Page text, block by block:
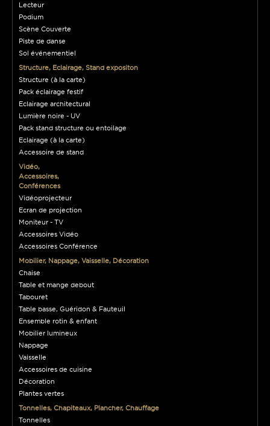
Lecteur
Podium
Scène Couverte
Piste de danse
Sol événementiel
Structure, Eclairage, Stand expositon
Structure (à la carte)
Pack éclairage festif
Eclairage architectural
Lumière noire - UV
Pack stand structure ou entoilage
Eclairage (à la carte)
Accessoire de stand
Vidéo,
Accessoires,
Conférences
Vidéoprojecteur
Ecran de projection
Moniteur - TV
Accessoires Vidéo
Accessoires Conférence
Mobilier, Nappage, Vaisselle, Décoration
Chaise
Table et mange debout
Tabouret
Table basse, Guéridon & Fauteuil
Ensemble rotin & enfant
Mobilier lumineux
Nappage
Vaisselle
Accessoires de cuisine
Décoration
Plantes vertes
Tonnelles, Chapiteaux, Plancher, Chauffage
Tonnelles